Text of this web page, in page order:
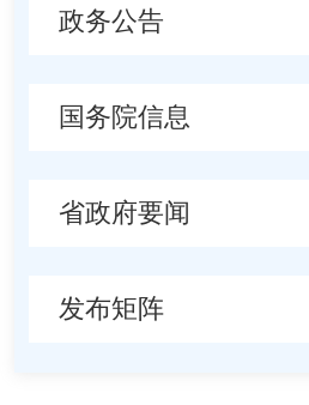
政务公告
国务院信息
省政府要闻
发布矩阵